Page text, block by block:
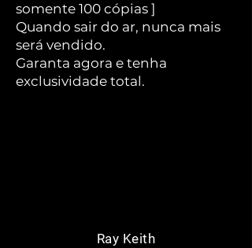
somente 100 cópias ]
Quando sair do ar, nunca mais
será vendido.
Garanta agora e tenha
exclusividade total.
Ray Keith